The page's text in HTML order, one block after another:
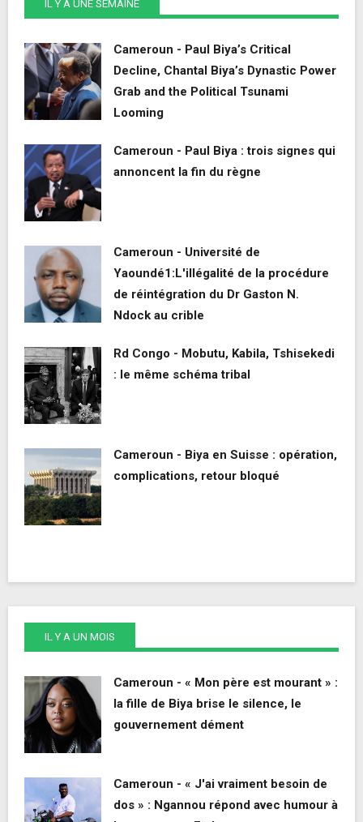
IL Y A UNE SEMAINE
Cameroun - Paul Biya’s Critical
Decline, Chantal Biya’s Dynastic Power
Grab and the Political Tsunami
Looming
Cameroun - Paul Biya : trois signes qui
annoncent la fin du règne
Cameroun - Université de
Yaoundé1:L'illégalité de la procédure
de réintégration du Dr Gaston N.
Ndock au crible
Rd Congo - Mobutu, Kabila, Tshisekedi
: le même schéma tribal
Cameroun - Biya en Suisse : opération,
complications, retour bloqué
IL Y A UN MOIS
Cameroun - « Mon père est mourant » :
la fille de Biya brise le silence, le
gouvernement dément
Cameroun - « J'ai vraiment besoin de
dos » : Ngannou répond avec humour à